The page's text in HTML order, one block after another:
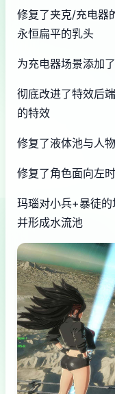
修复了夹克/充电器
永恒扁平的乳头
为充电器场景添加
彻底改进了特效后
的特效
修复了液体池与人
修复了角色面向左
玛瑙对小兵+暴徒
并形成水流池